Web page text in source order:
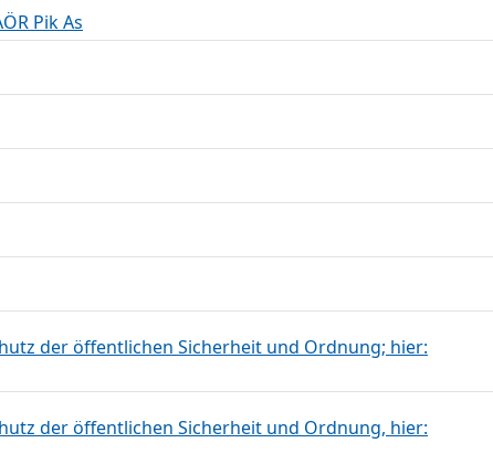
Pik As
der öffentlichen Sicherheit und Ordnung; hier:
der öffentlichen Sicherheit und Ordnung, hier: